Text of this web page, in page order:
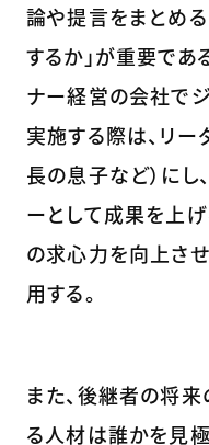
論や提言をまとめ
するか」が重要であ
ナー経営の会社で
実施する際は、リー
長の息子など）にし
ーとして成果を上
の求心力を向上さ
用する。
また、後継者の将来
る人材は誰かを見